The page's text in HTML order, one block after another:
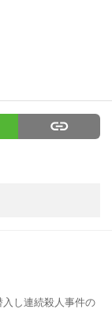
し連続殺人事件の